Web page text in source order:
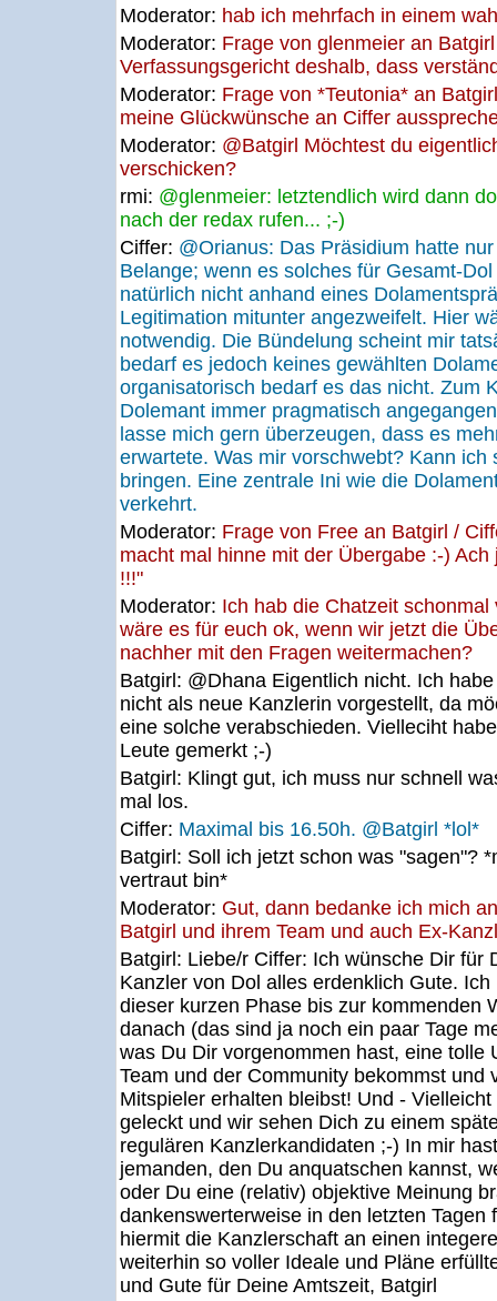
Moderator: hab ich mehrfach in einem
Moderator: Frage von glenmeier an
Verfassungsgericht deshalb, dass
Moderator: Frage von *Teutonia* an
meine Glückwünsche an Ciffer
Moderator: @Batgirl Möchtest du
verschicken?
rmi: @glenmeier: letztendlich wird dann
nach der redax rufen... ;-)
Ciffer: @Orianus: Das Präsidium hatte
Belange; wenn es solches für Gesamt-
natürlich nicht anhand eines
Legitimation mitunter angezweifelt. Hier
notwendig. Die Bündelung scheint mir
bedarf es jedoch keines gewählten
organisatorisch bedarf es das nicht. Zum
Dolemant immer pragmatisch
lasse mich gern überzeugen, dass es
erwartete. Was mir vorschwebt? Kann ich
bringen. Eine zentrale Ini wie die
verkehrt.
Moderator: Frage von Free an Batgirl /
macht mal hinne mit der Übergabe :-)
!!!"
Moderator: Ich hab die Chatzeit
wäre es für euch ok, wenn wir jetzt die
nachher mit den Fragen weitermachen?
Batgirl: @Dhana Eigentlich nicht. Ich
nicht als neue Kanzlerin vorgestellt, da
eine solche verabschieden. Vielleciht
Leute gemerkt ;-)
Batgirl: Klingt gut, ich muss nur schnell
mal los.
Ciffer: Maximal bis 16.50h. @Batgirl *lol*
Batgirl: Soll ich jetzt schon was "sagen"?
vertraut bin*
Moderator: Gut, dann bedanke ich mich
Batgirl und ihrem Team und auch Ex-
Batgirl: Liebe/r Ciffer: Ich wünsche Dir für
Kanzler von Dol alles erdenklich Gute.
dieser kurzen Phase bis zur kommenden
danach (das sind ja noch ein paar Tage
was Du Dir vorgenommen hast, eine tolle
Team und der Community bekommst und
Mitspieler erhalten bleibst! Und -
geleckt und wir sehen Dich zu einem
regulären Kanzlerkandidaten ;-) In mir
jemanden, den Du anquatschen kannst,
oder Du eine (relativ) objektive Meinung
dankenswerterweise in den letzten Tagen
hiermit die Kanzlerschaft an einen
weiterhin so voller Ideale und Pläne
und Gute für Deine Amtszeit, Batgirl